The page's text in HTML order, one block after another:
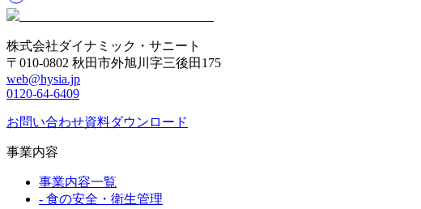
株式会社ダイナミック・サニート
〒010-0802 秋田市外旭川字三後田175
web@hysia.jp
0120-64-6409
お問い合わせ資料ダウンロード
事業内容
事業内容一覧
- 食の安全・衛生管理